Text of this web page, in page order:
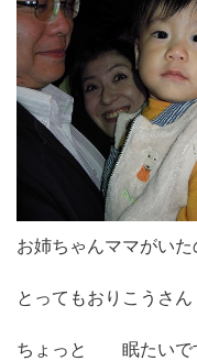
お姉ちゃんママがいた
とってもおりこうさん
ちょっと 眠たいで